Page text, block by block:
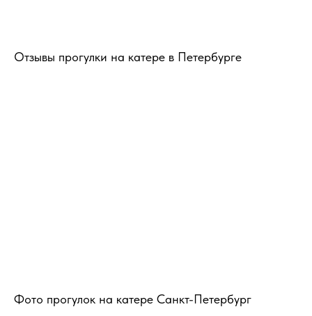
Отзывы прогулки на катере в Петербурге
Фото прогулок на катере Санкт-Петербург